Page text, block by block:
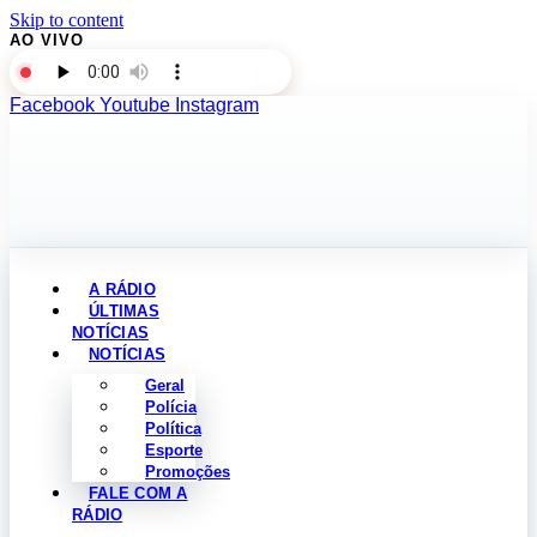
Skip to content
AO VIVO
Facebook Youtube Instagram
A RÁDIO
ÚLTIMAS
NOTÍCIAS
NOTÍCIAS
Geral
Polícia
Política
Esporte
Promoções
FALE COM A
RÁDIO